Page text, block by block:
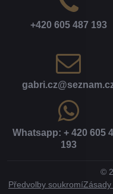
+420 605 487 193
Whatsapp: + 420 605
193
©
Předvolby soukromí